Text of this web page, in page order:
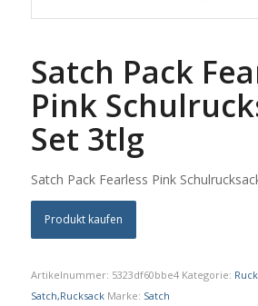
Satch Pack
Pink
Set 3tlg
Satch Pack Fearless Pink
Produkt kaufen
Artikelnummer: 5323df60bbe4 Kategorie:
Satch,Rucksack Marke: Satch